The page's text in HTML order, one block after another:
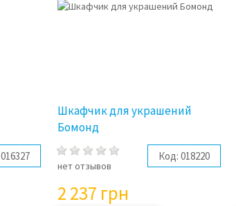
016327
Шкафчик для украшений
Бомонд
нет отзывов
Код: 018220
2 237 грн